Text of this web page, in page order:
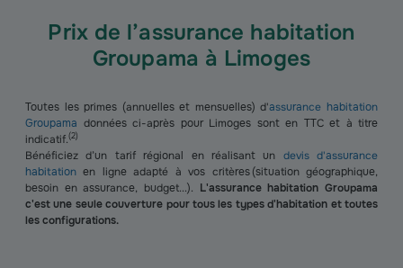
Prix de l’assurance habitation
Groupama à Limoges
Toutes les primes (annuelles et mensuelles) d'assurance habitation
Groupama données ci-après pour Limoges sont en TTC et à titre
indicatif.(2)
Bénéficiez d’un tarif régional en réalisant un devis d'assurance
habitation en ligne adapté à vos critères (situation géographique,
besoin en assurance, budget...). L'assurance habitation Groupama
c'est une seule couverture pour tous les types d'habitation et toutes
les configurations.